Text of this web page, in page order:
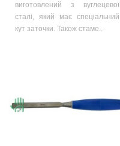
виготовлений з вуглецевої
сталі, який має спеціальний
кут заточки. Також стаме..